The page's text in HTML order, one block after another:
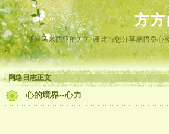
方
我是马来西亚的方方 谨此与您分享感悟身心
网络日志正文
心的境界--心力